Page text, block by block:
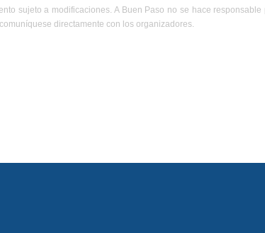
sujeto a modificaciones. A Buen Paso no se hace
directamente con los organizadores.